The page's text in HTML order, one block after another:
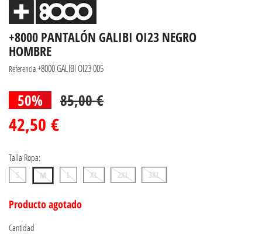
+8000 PANTALÓN GALIBI OI23 NEGRO
HOMBRE
Referencia+8000 GALIBI OI23 005
50% 85,00 €
42,50 €
Talla Ropa:
S M L XL 2XL 3XL
Producto agotado
Cantidad